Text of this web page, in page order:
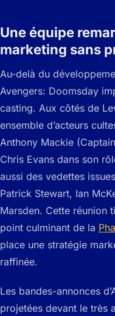
Une équipe
marketing sans
Au-delà du
Avengers: Doomsday
casting. Aux côtés de
ensemble d’acteurs
Anthony Mackie
Chris Evans dans son
aussi des vedettes
Patrick Stewart, Ian
Marsden. Cette réunion
point culminant de la
place une stratégie
raffinée.
Les bandes-annonces
projetées devant le très